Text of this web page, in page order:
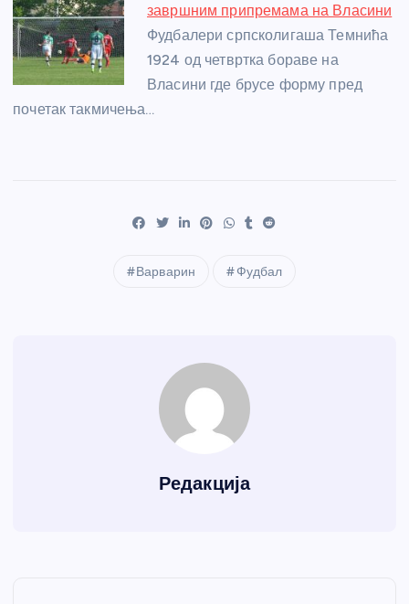
завршним припремама на Власини
Фудбалери српсколигаша Темнића
1924 од четвртка бораве на
Власини где брусе форму пред
почетак такмичења…
Варварин Фудбал
Редакција